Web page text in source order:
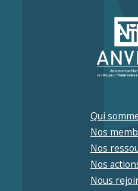
Qui
Nos
Nos
Nos
Nous